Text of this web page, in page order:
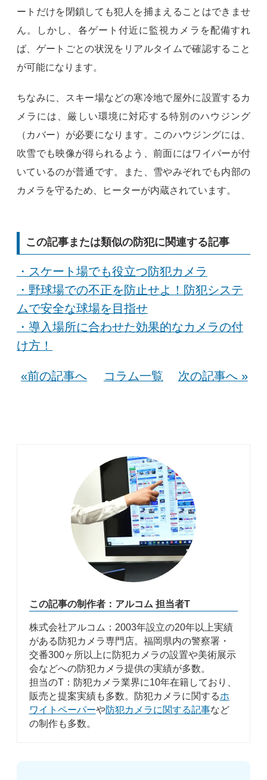
ートだけを閉鎖しても犯人を捕まえることはできませ
ん。しかし、各ゲート付近に監視カメラを配備すれ
ば、ゲートごとの状況をリアルタイムで確認すること
が可能になります。
ちなみに、スキー場などの寒冷地で屋外に設置するカ
メラには、厳しい環境に対応する特別のハウジング
（カバー）が必要になります。このハウジングには、
吹雪でも映像が得られるよう、前面にはワイパーが付
いているのが普通です。また、雪やみぞれでも内部の
カメラを守るため、ヒーターが内蔵されています。
この記事または類似の防犯に関連する記事
・スケート場でも役立つ防犯カメラ
・野球場での不正を防止せよ！防犯システ
ムで安全な球場を目指せ
・導入場所に合わせた効果的なカメラの付
け方！
«前の記事へ コラム一覧 次の記事へ »
この記事の制作者：アルコム 担当者T
株式会社アルコム：2003年設立の20年以上実績
がある防犯カメラ専門店。福岡県内の警察署・
交番300ヶ所以上に防犯カメラの設置や美術展示
会などへの防犯カメラ提供の実績が多数。
担当のT：防犯カメラ業界に10年在籍しており、
販売と提案実績も多数。防犯カメラに関するホ
ワイトペーパーや防犯カメラに関する記事など
の制作も多数。